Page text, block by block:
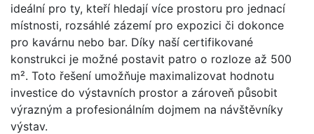
ideální pro ty, kteří hledají více prostoru pro jednací
místnosti, rozsáhlé zázemí pro expozici či dokonce
pro kavárnu nebo bar. Díky naší certifikované
konstrukci je možné postavit patro o rozloze až 500
m². Toto řešení umožňuje maximalizovat hodnotu
investice do výstavních prostor a zároveň působit
výrazným a profesionálním dojmem na návštěvníky
výstav.